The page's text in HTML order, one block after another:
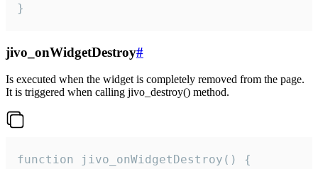
}
jivo_onWidgetDestroy#
Is executed when the widget is completely removed from the page.
It is triggered when calling jivo_destroy() method.
function jivo_onWidgetDestroy() {